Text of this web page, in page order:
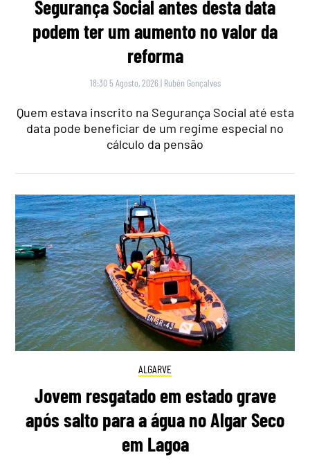
Segurança Social antes desta data
podem ter um aumento no valor da
reforma
18:30 5 Agosto, 2026 | Rubén Gonçalves
Quem estava inscrito na Segurança Social até esta
data pode beneficiar de um regime especial no
cálculo da pensão
ALGARVE
Jovem resgatado em estado grave
após salto para a água no Algar Seco
em Lagoa